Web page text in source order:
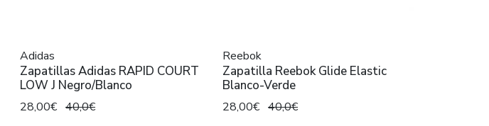
Adidas
Zapatillas Adidas RAPID COURT
LOW J Negro/Blanco
28,00€ 40,0€
Reebok
Zapatilla Reebok Glide Elastic
Blanco-Verde
28,00€ 40,0€